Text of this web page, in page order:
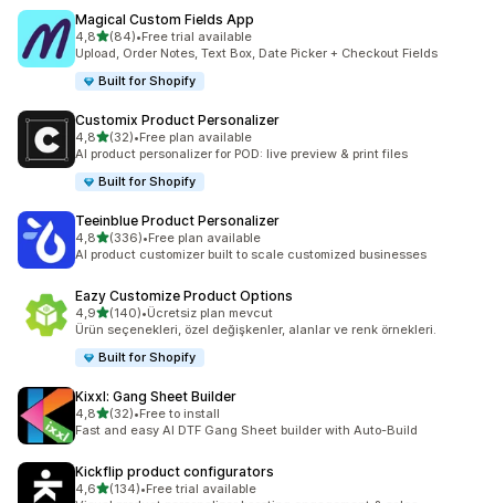
Magical Custom Fields App
4,85 yıldız üzerinden
(84)
toplam 84 değerlendirme
•Free trial available
Upload, Order Notes, Text Box, Date Picker + Checkout Fields
Built for Shopify
Customix Product Personalizer
4,85 yıldız üzerinden
(32)
toplam 32 değerlendirme
•Free plan available
AI product personalizer for POD: live preview & print files
Built for Shopify
Teeinblue Product Personalizer
4,85 yıldız üzerinden
(336)
toplam 336 değerlendirme
•Free plan available
AI product customizer built to scale customized businesses
Eazy Customize Product Options
4,95 yıldız üzerinden
(140)
toplam 140 değerlendirme
•Ücretsiz plan mevcut
Ürün seçenekleri, özel değişkenler, alanlar ve renk örnekleri.
Built for Shopify
Kixxl: Gang Sheet Builder
4,85 yıldız üzerinden
(32)
toplam 32 değerlendirme
•Free to install
Fast and easy AI DTF Gang Sheet builder with Auto-Build
Kickflip product configurators
4,65 yıldız üzerinden
(134)
toplam 134 değerlendirme
•Free trial available